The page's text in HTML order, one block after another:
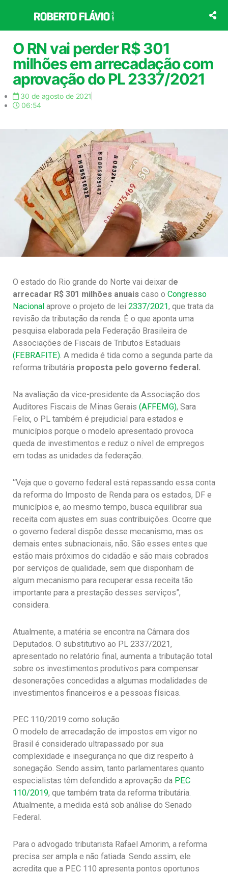
o
conteúdo
O RN vai perder R$ 301
milhões em arrecadação com
aprovação do PL 2337/2021
30 de agosto de 2021
06:54
O estado do Rio grande do Norte vai deixar de
arrecadar R$ 301 milhões anuais caso o Congresso
Nacional aprove o projeto de lei 2337/2021, que trata da
revisão da tributação da renda. É o que aponta uma
pesquisa elaborada pela Federação Brasileira de
Associações de Fiscais de Tributos Estaduais
(FEBRAFITE). A medida é tida como a segunda parte da
reforma tributária proposta pelo governo federal.
Na avaliação da vice-presidente da Associação dos
Auditores Fiscais de Minas Gerais (AFFEMG), Sara
Felix, o PL também é prejudicial para estados e
municípios porque o modelo apresentado provoca
queda de investimentos e reduz o nível de empregos
em todas as unidades da federação.
“Veja que o governo federal está repassando essa conta
da reforma do Imposto de Renda para os estados, DF e
municípios e, ao mesmo tempo, busca equilibrar sua
receita com ajustes em suas contribuições. Ocorre que
o governo federal dispõe desse mecanismo, mas os
demais entes subnacionais, não. São esses entes que
estão mais próximos do cidadão e são mais cobrados
por serviços de qualidade, sem que disponham de
algum mecanismo para recuperar essa receita tão
importante para a prestação desses serviços”,
considera.
Atualmente, a matéria se encontra na Câmara dos
Deputados. O substitutivo ao PL 2337/2021,
apresentado no relatório final, aumenta a tributação total
sobre os investimentos produtivos para compensar
desonerações concedidas a algumas modalidades de
investimentos financeiros e a pessoas físicas.
PEC 110/2019 como solução
O modelo de arrecadação de impostos em vigor no
Brasil é considerado ultrapassado por sua
complexidade e insegurança no que diz respeito à
sonegação. Sendo assim, tanto parlamentares quanto
especialistas têm defendido a aprovação da PEC
110/2019, que também trata da reforma tributária.
Atualmente, a medida está sob análise do Senado
Federal.
Para o advogado tributarista Rafael Amorim, a reforma
precisa ser ampla e não fatiada. Sendo assim, ele
acredita que a PEC 110 apresenta pontos oportunos